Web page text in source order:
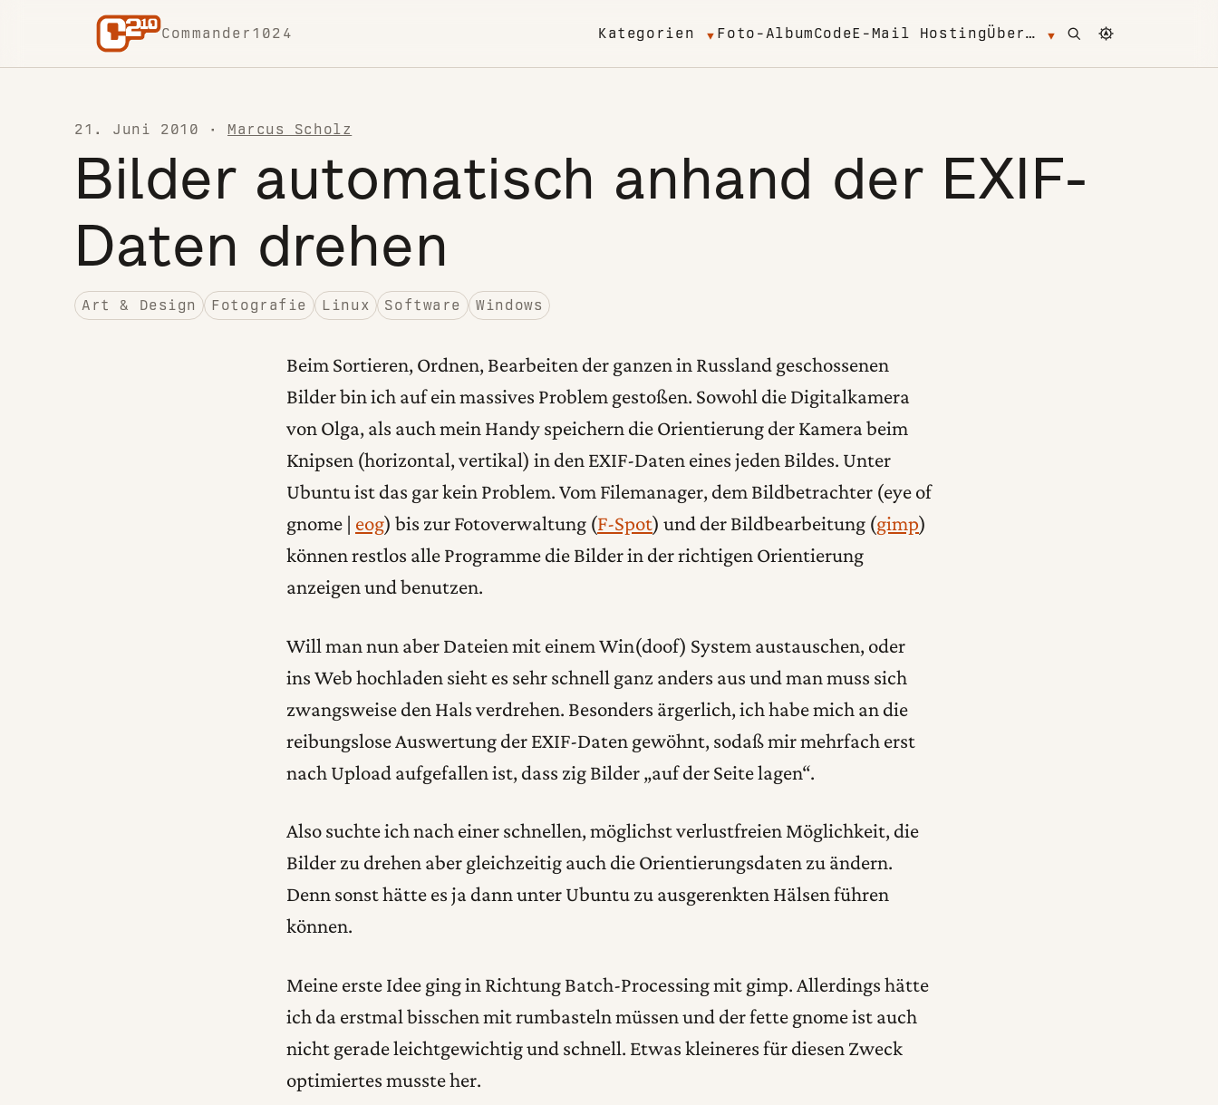
Skip to content
Commander1024 Kategorien Foto-AlbumCodeE-Mail HostingÜber… Open search
Change color
21. Juni 2010 · Marcus Scholz
Bilder automatisch anhand der EXIF-
Daten drehen
Art & Design Fotografie Linux Software Windows
Beim Sortieren, Ordnen, Bearbeiten der ganzen in Russland geschossenen
Bilder bin ich auf ein massives Problem gestoßen. Sowohl die Digitalkamera
von Olga, als auch mein Handy speichern die Orientierung der Kamera beim
Knipsen (horizontal, vertikal) in den EXIF-Daten eines jeden Bildes. Unter
Ubuntu ist das gar kein Problem. Vom Filemanager, dem Bildbetrachter (eye of
gnome | eog) bis zur Fotoverwaltung (F-Spot) und der Bildbearbeitung (gimp)
können restlos alle Programme die Bilder in der richtigen Orientierung
anzeigen und benutzen.
Will man nun aber Dateien mit einem Win(doof) System austauschen, oder
ins Web hochladen sieht es sehr schnell ganz anders aus und man muss sich
zwangsweise den Hals verdrehen. Besonders ärgerlich, ich habe mich an die
reibungslose Auswertung der EXIF-Daten gewöhnt, sodaß mir mehrfach erst
nach Upload aufgefallen ist, dass zig Bilder „auf der Seite lagen“.
Also suchte ich nach einer schnellen, möglichst verlustfreien Möglichkeit, die
Bilder zu drehen aber gleichzeitig auch die Orientierungsdaten zu ändern.
Denn sonst hätte es ja dann unter Ubuntu zu ausgerenkten Hälsen führen
können.
Meine erste Idee ging in Richtung Batch-Processing mit gimp. Allerdings hätte
ich da erstmal bisschen mit rumbasteln müssen und der fette gnome ist auch
nicht gerade leichtgewichtig und schnell. Etwas kleineres für diesen Zweck
optimiertes musste her.